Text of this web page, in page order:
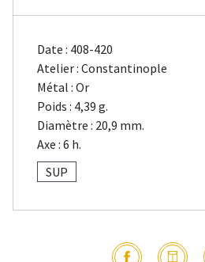
Date : 408-420
Atelier : Constantinople
Métal : Or
Poids : 4,39 g.
Diamètre : 20,9 mm.
Axe : 6 h.
SUP